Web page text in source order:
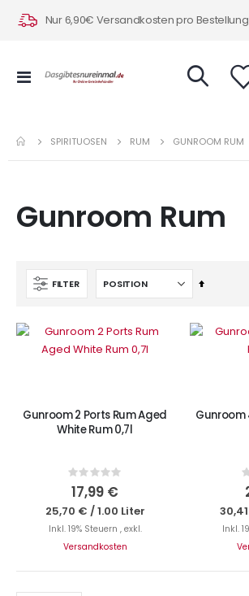
Nur 6,90€ Versandkosten pro Bestellung
Navigation
SPIRITUOSEN RUM GUNROOM RUM
Gunroom Rum
FILTER
In
Nicht auf Lager
Gunroom 2 Ports Rum Aged
White Rum 0,7l
Rating:
0%
17,99 €
25,70 € /1.00 Liter
Inkl. 19% Steuern , exkl.
Versandkosten
Gunroom
Inkl.